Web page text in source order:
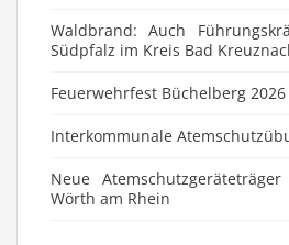
Waldbrand: Auch
Südpfalz im Kreis Bad
Feuerwehrfest Büchelberg 2026
⁠Interkommunale
Neue
Wörth am Rhein